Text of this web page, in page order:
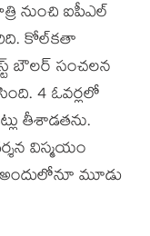
నుంచి ఐపీఎల్
కోల్‌కతా
బౌలర్‌ సంచలన
4 ఓవర్లలో
తీశాడతను.
విస్మయం
మూడు